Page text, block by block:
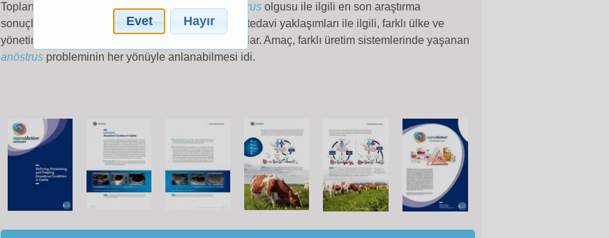
Toplantıya katılan araştırmacılar, ineklerdekianöstrus olgusu ile ilgili en son araştırma
sonuçlarını, anöstrusunun tanımı, risk faktörleri ve tedavi yaklaşımları ile ilgili, farklı ülke ve
yönetim şekillerine ait verileri detaylı olarak sundular. Amaç, farklı üretim sistemlerinde yaşanan
anöstrus probleminin her yönüyle anlanabilmesi idi.
Evet Hayır